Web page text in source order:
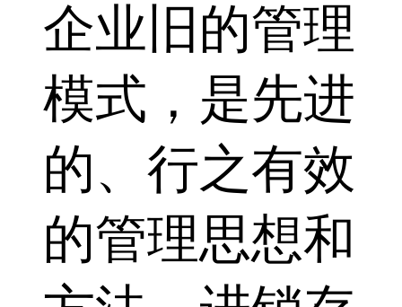
企业旧的管理
模式，是先进
的、行之有效
的管理思想和